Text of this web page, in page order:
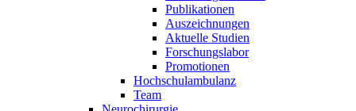
Publikationen
Auszeichnungen
Aktuelle Studien
Forschungslabor
Promotionen
Hochschulambulanz
Team